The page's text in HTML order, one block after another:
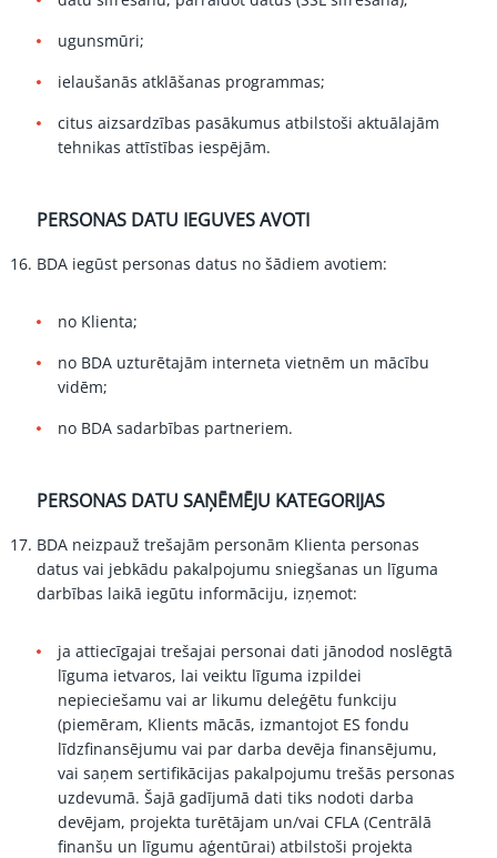
ugunsmūri;
ielaušanās atklāšanas programmas;
citus aizsardzības pasākumus atbilstoši aktuālajām
tehnikas attīstības iespējām.
PERSONAS DATU IEGUVES AVOTI
BDA iegūst personas datus no šādiem avotiem:
no Klienta;
no BDA uzturētajām interneta vietnēm un mācību
vidēm;
no BDA sadarbības partneriem.
PERSONAS DATU SAŅĒMĒJU KATEGORIJAS
BDA neizpauž trešajām personām Klienta personas
datus vai jebkādu pakalpojumu sniegšanas un līguma
darbības laikā iegūtu informāciju, izņemot:
ja attiecīgajai trešajai personai dati jānodod noslēgtā
līguma ietvaros, lai veiktu līguma izpildei
nepieciešamu vai ar likumu deleģētu funkciju
(piemēram, Klients mācās, izmantojot ES fondu
līdzfinansējumu vai par darba devēja finansējumu,
vai saņem sertifikācijas pakalpojumu trešās personas
uzdevumā. Šajā gadījumā dati tiks nodoti darba
devējam, projekta turētājam un/vai CFLA (Centrālā
finanšu un līgumu aģentūrai) atbilstoši projekta